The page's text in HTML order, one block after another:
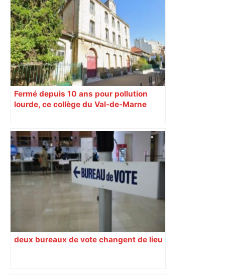
Fermé depuis 10 ans pour pollution
lourde, ce collège du Val-de-Marne
deux bureaux de vote changent de lieu